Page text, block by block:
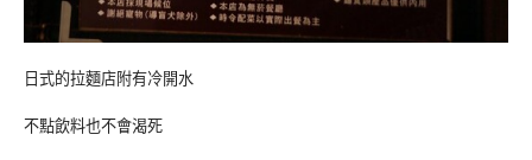
日式的拉麵店附有冷開水
不點飲料也不會渴死